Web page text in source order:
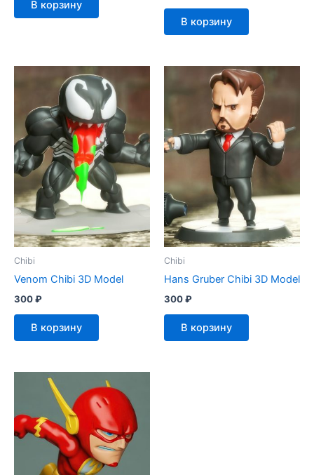
В корзину
В корзину
Chibi
Venom Chibi 3D Model
300₽
В корзину
Chibi
Hans Gruber Chibi 3D Model
300₽
В корзину